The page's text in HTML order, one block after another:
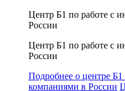
Центр Б1 по работе с
России
Центр Б1 по работе с
России
Подробнее о центре
компаниями в России